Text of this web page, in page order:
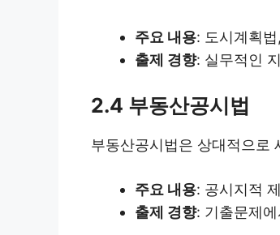
주요 내용: 도시계획
출제 경향: 실무적인
2.4 부동산공시법
부동산공시법은 상대적으로
주요 내용: 공시지적
출제 경향: 기출문제